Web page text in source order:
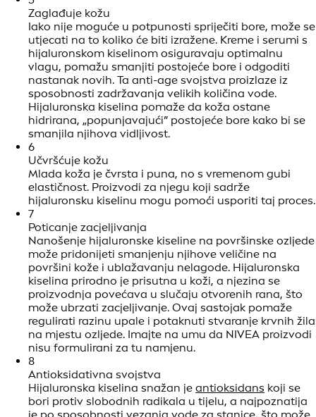
Zaglađuje kožu
Iako nije moguće u potpunosti spriječiti bore, može se
utjecati na to koliko će biti izražene. Kreme i serumi s
hijaluronskom kiselinom osiguravaju optimalnu
vlagu, pomažu smanjiti postojeće bore i odgoditi
nastanak novih. Ta anti-age svojstva proizlaze iz
sposobnosti zadržavanja velikih količina vode.
Hijaluronska kiselina pomaže da koža ostane
hidrirana, „popunjavajući” postojeće bore kako bi se
smanjila njihova vidljivost.
6
Učvršćuje kožu
Mlada koža je čvrsta i puna, no s vremenom gubi
elastičnost. Proizvodi za njegu koji sadrže
hijaluronsku kiselinu mogu pomoći usporiti taj proces.
7
Poticanje zacjeljivanja
Nanošenje hijaluronske kiseline na površinske ozljede
može pridonijeti smanjenju njihove veličine na
površini kože i ublažavanju nelagode. Hijaluronska
kiselina prirodno je prisutna u koži, a njezina se
proizvodnja povećava u slučaju otvorenih rana, što
može ubrzati zacjeljivanje. Ovaj sastojak pomaže
regulirati razinu upale i potaknuti stvaranje krvnih žila
na mjestu ozljede. Imajte na umu da NIVEA proizvodi
nisu formulirani za tu namjenu.
8
Antioksidativna svojstva
Hijaluronska kiselina snažan je antioksidans koji se
bori protiv slobodnih radikala u tijelu, a najpoznatija